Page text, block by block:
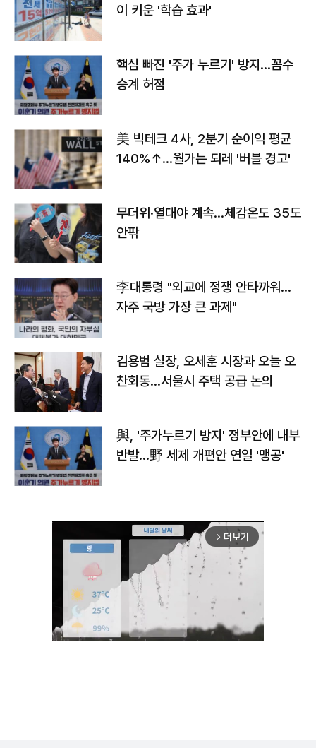
이 키운 '학습 효과'
핵심 빠진 '주가 누르기' 방지…꼼수
승계 허점
美 빅테크 4사, 2분기 순이익 평균
140%↑…월가는 되레 '버블 경고'
무더위·열대야 계속…체감온도 35도
안팎
李대통령 "외교에 정쟁 안타까워…
자주 국방 가장 큰 과제"
김용범 실장, 오세훈 시장과 오늘 오
찬회동...서울시 주택 공급 논의
與, '주가누르기 방지' 정부안에 내부
반발…野 세제 개편안 연일 '맹공'
arrow_forward_ios 더보기